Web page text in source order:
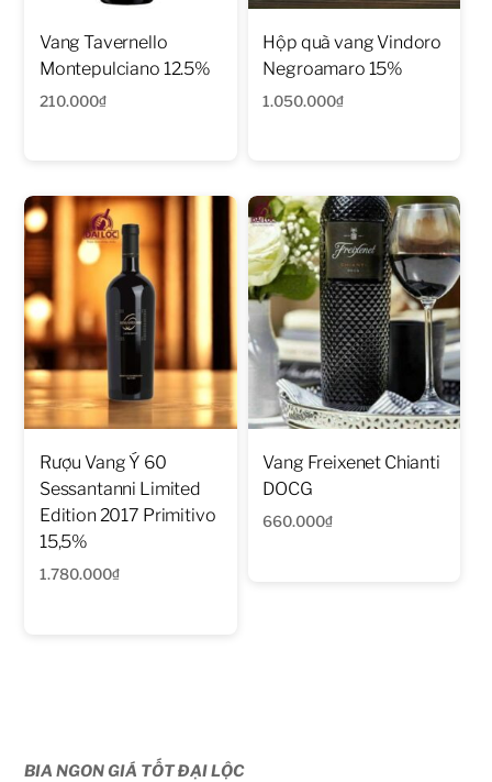
Vang Tavernello
Montepulciano 12.5%
210.000₫
Hộp quà vang Vindoro
Negroamaro 15%
1.050.000₫
Rượu Vang Ý 60
Sessantanni Limited
Edition 2017 Primitivo
15,5%
1.780.000₫
Vang Freixenet Chianti
DOCG
660.000₫
BIA NGON GIÁ TỐT ĐẠI LỘC